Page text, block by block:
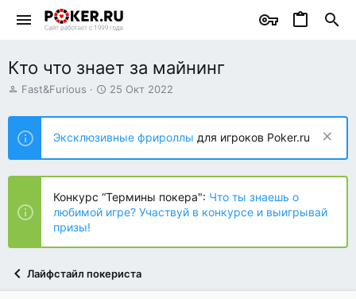
Кто что знает за майнинг
А
т
о
р
т
е
ы
Fast&Furious
Д
т
н
а
ч
л
а
25 Окт 2022
Эксклюзивные фрироллы для игроков Poker.ru
Конкурс “Термины покера": Что ты знаешь о
любимой игре? Участвуй в конкурсе и выигрывай
призы!
Лайфстайл покериста